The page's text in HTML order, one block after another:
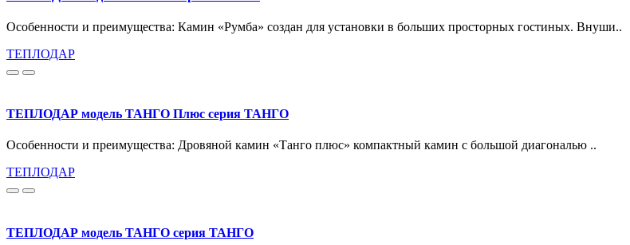
Особенности и преимущества: Камин «Румба» создан для установки в больших просторных гостиных. Внуши..
ТЕПЛОДАР
ТЕПЛОДАР модель ТАНГО Плюс серия ТАНГО
Особенности и преимущества: Дровяной камин «Танго плюс» компактный камин с большой диагональю ..
ТЕПЛОДАР
ТЕПЛОДАР модель ТАНГО серия ТАНГО